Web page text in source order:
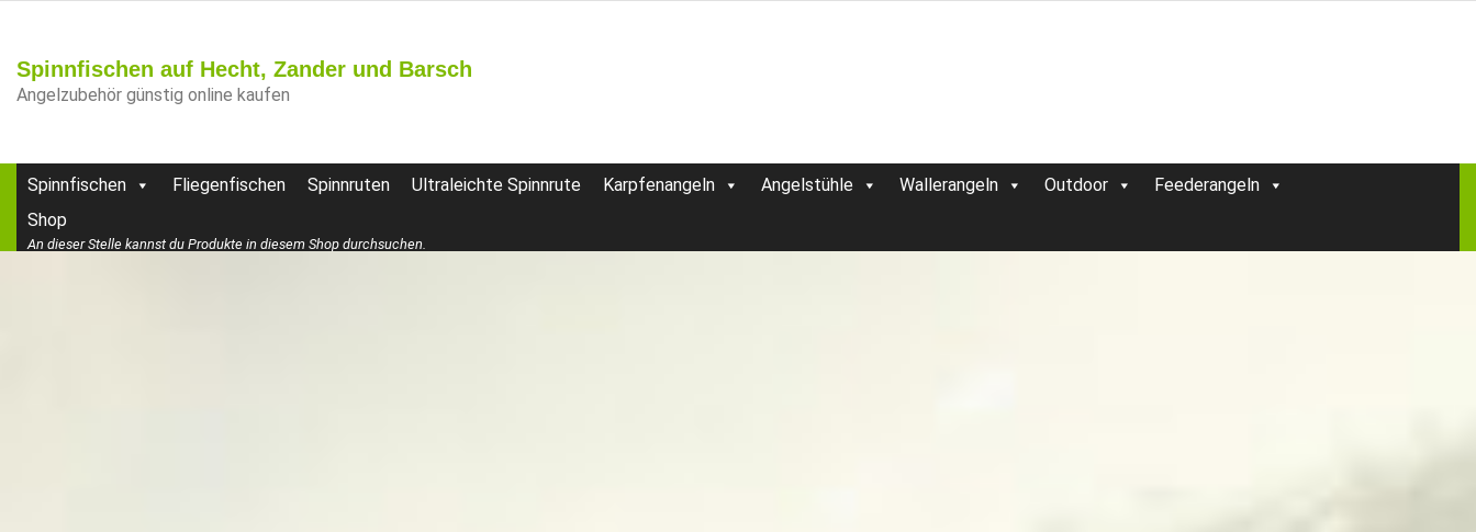
Spinnfischen auf Hecht, Zander und Barsch
Angelzubehör günstig online kaufen
Spinnfischen Fliegenfischen Spinnruten Ultraleichte Spinnrute Karpfenangeln Angelstühle Wallerangeln Outdoor
Feederangeln
Shop
An dieser Stelle kannst du Produkte in diesem Shop durchsuchen.